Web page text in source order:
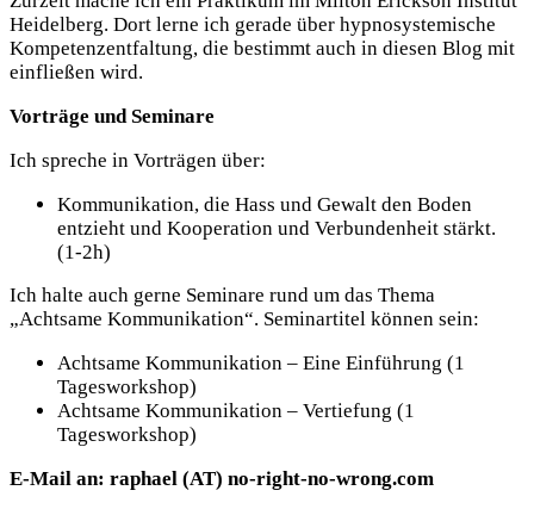
Heidelberg. Dort lerne ich gerade über hypnosystemische
Kompetenzentfaltung, die bestimmt auch in diesen Blog mit
einfließen wird.
Vorträge und Seminare
Ich spreche in Vorträgen über:
Kommunikation, die Hass und Gewalt den Boden
entzieht und Kooperation und Verbundenheit stärkt.
(1-2h)
Ich halte auch gerne Seminare rund um das Thema
„Achtsame Kommunikation“. Seminartitel können sein:
Achtsame Kommunikation – Eine Einführung (1
Tagesworkshop)
Achtsame Kommunikation – Vertiefung (1
Tagesworkshop)
E-Mail an: raphael (AT) no-right-no-wrong.com